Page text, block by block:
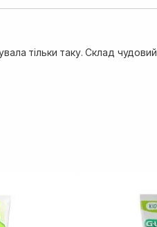
тільки таку. Склад чудовий